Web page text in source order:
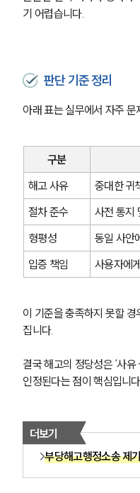
기 어렵습니다.
판단 기준 정리
아래 표는 실무에서 자주
구분
해고 사유
중대한 귀
절차 준수
사전 통지
형평성
동일 사안
입증 책임
사용자에
이 기준을 충족하지 못할
집니다.
결국 해고의 정당성은 ‘사
인정된다는 점이 핵심입니
더보기
부당해고행정소송 제